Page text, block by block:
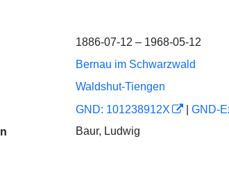
1886-07-12 – 1968-05-12
Bernau im Schwarzwald
Waldshut-Tiengen
GND: 101238912X GND-
Baur, Ludwig